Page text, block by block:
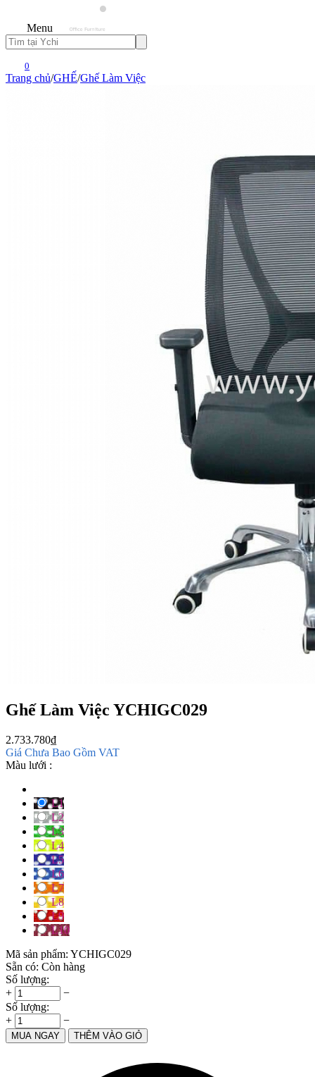
Menu
0
Trang chủ/GHẾ/Ghế Làm Việc
Ghế Làm Việc YCHIGC029
2.733.780₫
Giá Chưa Bao Gồm VAT
Màu lưới :
L1
L2
L3
L4
L5
L6
L7
L8
L9
L10
Mã sản phẩm: YCHIGC029
Sẵn có: Còn hàng
Số lượng:
+
−
Số lượng:
+
−
MUA NGAY THÊM VÀO GIỎ